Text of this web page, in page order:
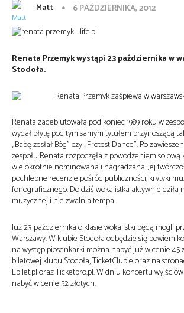
Matt 6 PAŹDZIERNIKA, 2012
Renata Przemyk wystąpi 23 października w
Stodoła.
Renata zadebiutowała pod koniec 1989 roku w
wydał płytę pod tym samym tytułem przynoszącą
„Babę zesłał Bóg” czy „Protest Dance”. Po
zespołu Renata rozpoczęła z powodzeniem solową
wielokrotnie nominowana i nagradzana. Jej
pochlebne recenzje pośród publiczności, krytyki
fonograficznego. Do dziś wokalistka aktywnie dziła
muzycznej i nie zwalnia tempa.
Już 23 października o klasie wokalistki będą mogli
Warszawy. W klubie Stodoła odbędzie się bowiem
na występ piosenkarki można nabyć już w cenie 45
biletowej klubu Stodoła, TicketClubie oraz na
Ebilet.pl oraz Ticketpro.pl. W dniu koncertu
nabyć w cenie 52 złotych.